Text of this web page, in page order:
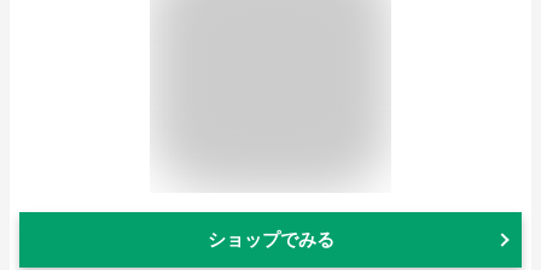
ショップでみる